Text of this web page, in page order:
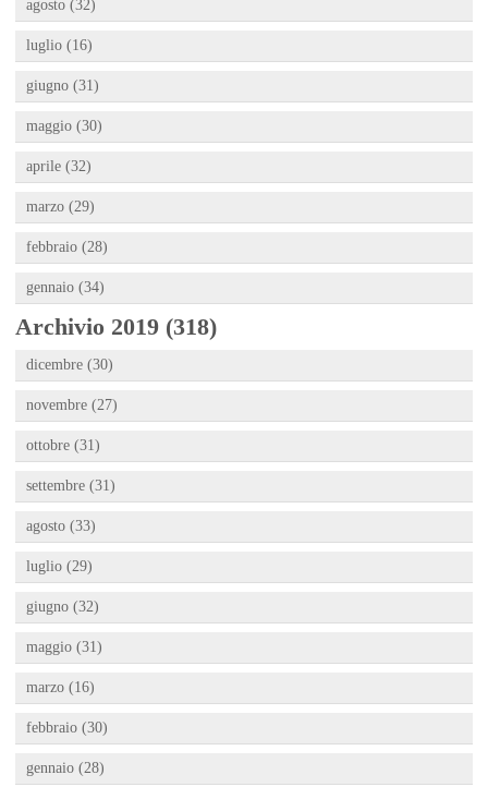
agosto (32)
luglio (16)
giugno (31)
maggio (30)
aprile (32)
marzo (29)
febbraio (28)
gennaio (34)
Archivio 2019 (318)
dicembre (30)
novembre (27)
ottobre (31)
settembre (31)
agosto (33)
luglio (29)
giugno (32)
maggio (31)
marzo (16)
febbraio (30)
gennaio (28)